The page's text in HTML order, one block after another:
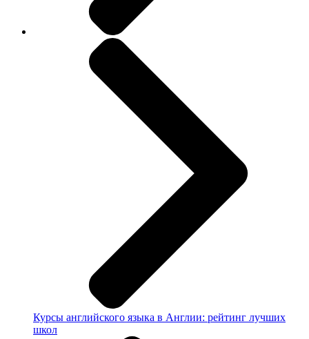
Курсы английского языка в Англии: рейтинг лучших
школ